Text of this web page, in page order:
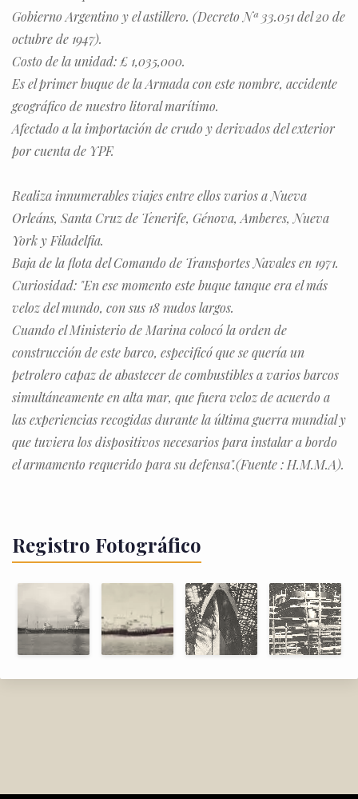
Gobierno Argentino y el astillero. (Decreto Nª 33.051 del 20 de
octubre de 1947).
Costo de la unidad: £ 1,035,000.
Es el primer buque de la Armada con este nombre, accidente
geográfico de nuestro litoral marítimo.
Afectado a la importación de crudo y derivados del exterior
por cuenta de YPF.
Realiza innumerables viajes entre ellos varios a Nueva
Orleáns, Santa Cruz de Tenerife, Génova, Amberes, Nueva
York y Filadelfia.
Baja de la flota del Comando de Transportes Navales en 1971.
Curiosidad: "En ese momento este buque tanque era el más
veloz del mundo, con sus 18 nudos largos.
Cuando el Ministerio de Marina colocó la orden de
construcción de este barco, especificó que se quería un
petrolero capaz de abastecer de combustibles a varios barcos
simultáneamente en alta mar, que fuera veloz de acuerdo a
las experiencias recogidas durante la última guerra mundial y
que tuviera los dispositivos necesarios para instalar a bordo
el armamento requerido para su defensa".(Fuente : H.M.M.A).
Registro Fotográfico